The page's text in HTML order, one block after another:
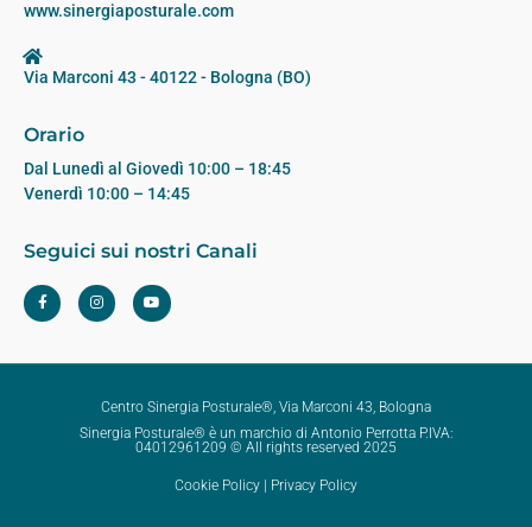
www.sinergiaposturale.com
Via Marconi 43 - 40122 - Bologna (BO)
Orario
Dal Lunedì al Giovedì 10:00 – 18:45
Venerdì 10:00 – 14:45
Seguici sui nostri Canali
Centro Sinergia Posturale®, Via Marconi 43, Bologna
Sinergia Posturale® è un marchio di Antonio Perrotta P.IVA:
04012961209 © All rights reserved 2025
Cookie Policy | Privacy Policy